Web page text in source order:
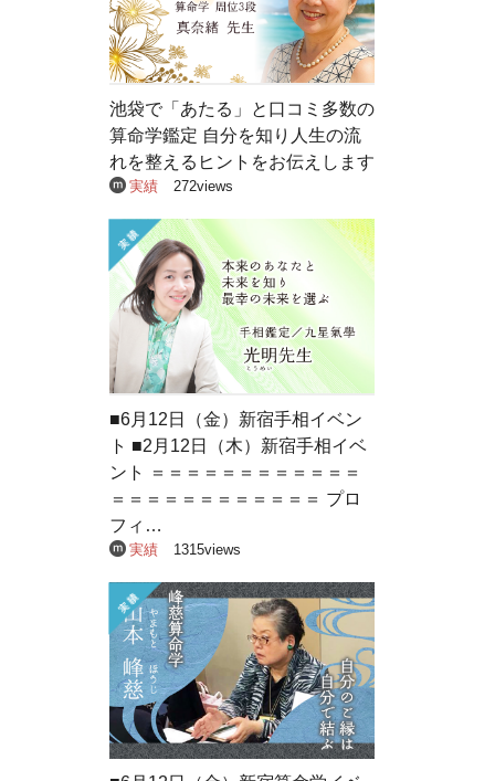
池袋で「あたる」と口コミ多数の
算命学鑑定 自分を知り人生の流
れを整えるヒントをお伝えします
実績 272views
■6月12日（金）新宿手相イベン
ト ■2月12日（木）新宿手相イベ
ント ＝＝＝＝＝＝＝＝＝＝＝＝
＝＝＝＝＝＝＝＝＝＝＝＝ プロ
フィ…
実績 1315views